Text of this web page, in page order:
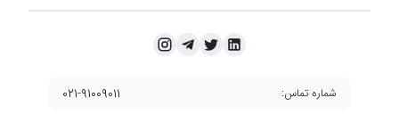
شماره تماس: ۰۲۱-۹۱۰۰۹۰۱۱